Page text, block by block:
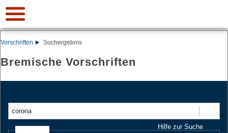
Vorschriften Suchergebnis
Bremische Vorschriften
Hilfe zur Suche